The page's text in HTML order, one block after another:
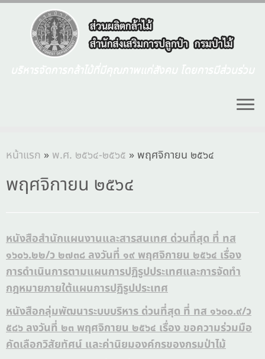
หน้าแรก » พ.ศ. ๒๕๖๔-๒๕๖๕ »พฤศจิกายน ๒๕๖๔
พฤศจิกายน ๒๕๖๔
หนังสือสำนักแผนงานและสารสนเทศ ด่วนที่สุด ที่ ทส
๑๖๐๖.๒๒/ว ๒๗๓๘ ลงวันที่ ๑๙ พฤศจิกายน ๒๕๖๔ เรื่อง
การดำเนินการตามแผนการปฏิรูปประเทศและการจัดทำ
กฎหมายภายใต้แผนการปฏิรูปประเทศ
หนังสือกลุ่มพัฒนาระบบบริหาร ด่วนที่สุด ที่ ทส ๑๖๐๐.๙/ว
๕๘๖ ลงวันที่ ๒๓ พฤศจิกายน ๒๕๖๔ เรื่อง ขอความร่วมมือ
คัดเลือกวิสัยทัศน์ และค่านิยมองค์กรของกรมป่าไม้